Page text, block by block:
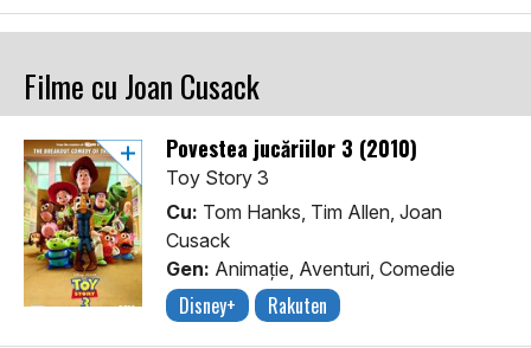
Filme cu Joan Cusack
Povestea jucăriilor 3 (2010)
Toy Story 3
Cu: Tom Hanks, Tim Allen, Joan
Cusack
Gen: Animaţie, Aventuri, Comedie
Disney+ Rakuten